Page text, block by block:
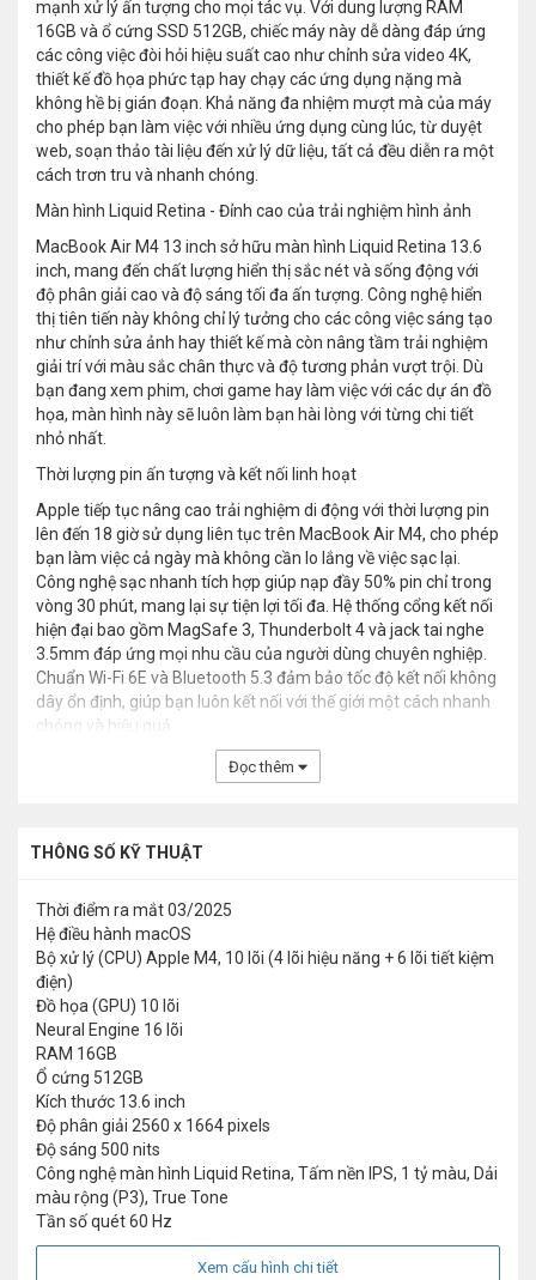
mạnh xử lý ấn tượng cho mọi tác vụ. Với dung lượng RAM
16GB và ổ cứng SSD 512GB, chiếc máy này dễ dàng đáp ứng
các công việc đòi hỏi hiệu suất cao như chỉnh sửa video 4K,
thiết kế đồ họa phức tạp hay chạy các ứng dụng nặng mà
không hề bị gián đoạn. Khả năng đa nhiệm mượt mà của máy
cho phép bạn làm việc với nhiều ứng dụng cùng lúc, từ duyệt
web, soạn thảo tài liệu đến xử lý dữ liệu, tất cả đều diễn ra một
cách trơn tru và nhanh chóng.
Màn hình Liquid Retina - Đỉnh cao của trải nghiệm hình ảnh
MacBook Air M4 13 inch sở hữu màn hình Liquid Retina 13.6
inch, mang đến chất lượng hiển thị sắc nét và sống động với
độ phân giải cao và độ sáng tối đa ấn tượng. Công nghệ hiển
thị tiên tiến này không chỉ lý tưởng cho các công việc sáng tạo
như chỉnh sửa ảnh hay thiết kế mà còn nâng tầm trải nghiệm
giải trí với màu sắc chân thực và độ tương phản vượt trội. Dù
bạn đang xem phim, chơi game hay làm việc với các dự án đồ
họa, màn hình này sẽ luôn làm bạn hài lòng với từng chi tiết
nhỏ nhất.
Thời lượng pin ấn tượng và kết nối linh hoạt
Apple tiếp tục nâng cao trải nghiệm di động với thời lượng pin
lên đến 18 giờ sử dụng liên tục trên MacBook Air M4, cho phép
bạn làm việc cả ngày mà không cần lo lắng về việc sạc lại.
Công nghệ sạc nhanh tích hợp giúp nạp đầy 50% pin chỉ trong
vòng 30 phút, mang lại sự tiện lợi tối đa. Hệ thống cổng kết nối
hiện đại bao gồm MagSafe 3, Thunderbolt 4 và jack tai nghe
3.5mm đáp ứng mọi nhu cầu của người dùng chuyên nghiệp.
Chuẩn Wi-Fi 6E và Bluetooth 5.3 đảm bảo tốc độ kết nối không
dây ổn định, giúp bạn luôn kết nối với thế giới một cách nhanh
chóng và hiệu quả.
Đọc thêm
THÔNG SỐ KỸ THUẬT
Thời điểm ra mắt03/2025
Hệ điều hành macOS
Bộ xử lý (CPU) Apple M4, 10 lõi (4 lõi hiệu năng + 6 lõi tiết kiệm
điện)
Đồ họa (GPU) 10 lõi
Neural Engine 16 lõi
RAM 16GB
Ổ cứng 512GB
Kích thước 13.6 inch
Độ phân giải 2560 x 1664 pixels
Độ sáng 500 nits
Công nghệ màn hình Liquid Retina, Tấm nền IPS, 1 tỷ màu, Dải
màu rộng (P3), True Tone
Tần số quét60 Hz
Xem cấu hình chi tiết